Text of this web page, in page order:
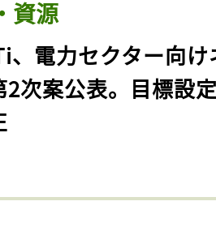
資源
、電力セクター向
2次案公表。目標設